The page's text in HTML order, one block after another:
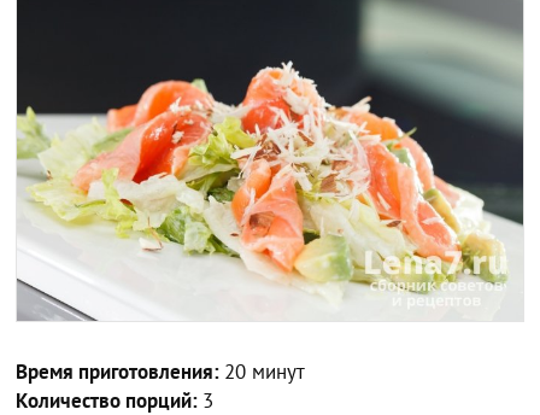
Время приготовления: 20 минут
Количество порций: 3